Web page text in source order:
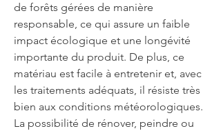
de forêts gérées de manière
responsable, ce qui assure un faible
impact écologique et une longévité
importante du produit. De plus, ce
matériau est facile à entretenir et, avec
les traitements adéquats, il résiste très
bien aux conditions météorologiques.
La possibilité de rénover, peindre ou